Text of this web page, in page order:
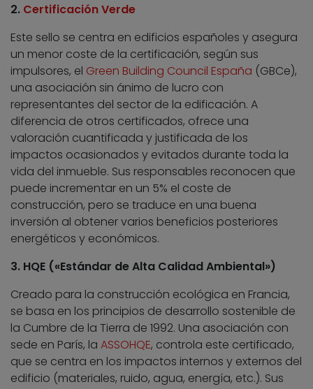
2. Certificación Verde
Este sello se centra en edificios españoles y asegura
un menor coste de la certificación, según sus
impulsores, el Green Building Council España (GBCe),
una asociación sin ánimo de lucro con
representantes del sector de la edificación. A
diferencia de otros certificados, ofrece una
valoración cuantificada y justificada de los
impactos ocasionados y evitados durante toda la
vida del inmueble. Sus responsables reconocen que
puede incrementar en un 5% el coste de
construcción, pero se traduce en una buena
inversión al obtener varios beneficios posteriores
energéticos y económicos.
3. HQE («Estándar de Alta Calidad Ambiental»)
Creado para la construcción ecológica en Francia,
se basa en los principios de desarrollo sostenible de
la Cumbre de la Tierra de 1992. Una asociación con
sede en París, la ASSOHQE, controla este certificado,
que se centra en los impactos internos y externos del
edificio (materiales, ruido, agua, energía, etc.). Sus